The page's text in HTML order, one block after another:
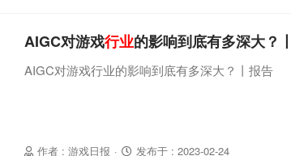
作者 : 游戏日报 · 发布于 : 2023-02-24
AIGC对游戏行业的影响到底有多深大？
AIGC对游戏行业的影响到底有多深大？丨报告